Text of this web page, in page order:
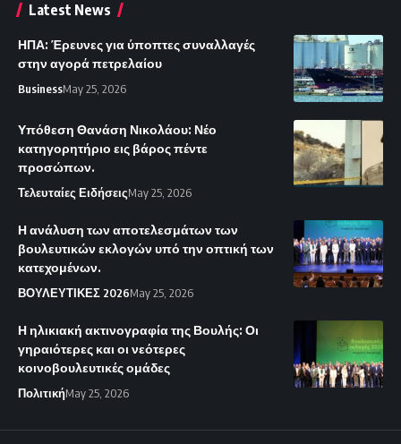
Latest News
ΗΠΑ: Έρευνες για ύποπτες συναλλαγές
στην αγορά πετρελαίου
BusinessMay 25, 2026
Υπόθεση Θανάση Νικολάου: Νέο
κατηγορητήριο εις βάρος πέντε
προσώπων.
Τελευταίες ΕιδήσειςMay 25, 2026
Η ανάλυση των αποτελεσμάτων των
βουλευτικών εκλογών υπό την οπτική των
κατεχομένων.
ΒΟΥΛΕΥΤΙΚΕΣ 2026May 25, 2026
Η ηλικιακή ακτινογραφία της Βουλής: Οι
γηραιότερες και οι νεότερες
κοινοβουλευτικές ομάδες
ΠολιτικήMay 25, 2026